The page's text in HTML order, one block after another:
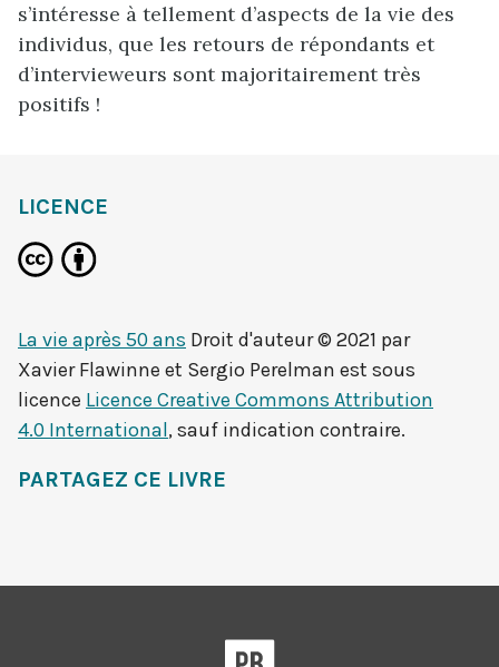
s’intéresse à tellement d’aspects de la vie des
individus, que les retours de répondants et
d’intervieweurs sont majoritairement très
positifs !
LICENCE
La vie après 50 ans Droit d'auteur © 2021 par
Xavier Flawinne et Sergio Perelman est sous
licence Licence Creative Commons Attribution
4.0 International, sauf indication contraire.
PARTAGEZ CE LIVRE